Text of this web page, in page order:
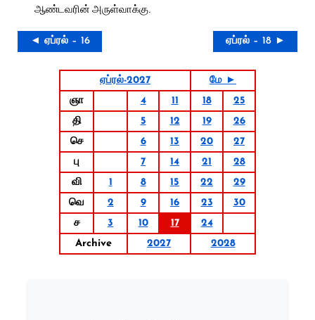
ஆண்டவரின் அருள்வாக்கு.
◄ ஏப்ரல் – 16 ஏப்ரல் – 18 ►
ஏப்ரல்-2027
மே ►
ஞா
4 11 18
25
தி
5 12 19
26
செ
6 13 20
27
பு
7 14 21
28
வி
1 8 15 22
29
வெ
2 9 16 23
30
ச
3 10 17
24
Archive
2027 2028